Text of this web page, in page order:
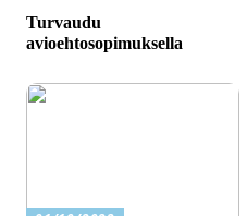
Turvaudu
avioehtosopimuksella